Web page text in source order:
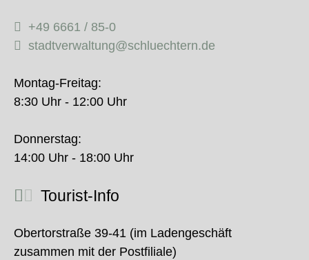
+49 6661 / 85-0
stadtverwaltung@schluechtern.de
Montag-Freitag:
8:30 Uhr - 12:00 Uhr
Donnerstag:
14:00 Uhr - 18:00 Uhr
Tourist-Info
Obertorstraße 39-41 (im Ladengeschäft
zusammen mit der Postfiliale)